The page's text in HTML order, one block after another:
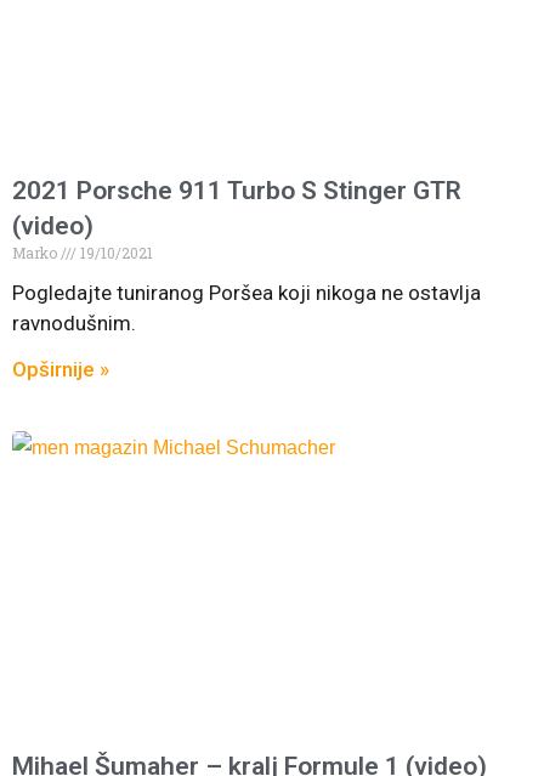
2021 Porsche 911 Turbo S Stinger GTR
(video)
Marko 19/10/2021
Pogledajte tuniranog Poršea koji nikoga ne ostavlja
ravnodušnim.
Opširnije »
Mihael Šumaher – kralj Formule 1 (video)